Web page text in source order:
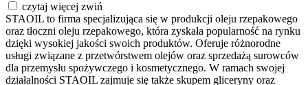
czytaj więcej zwiń
STAOIL to firma specjalizująca się w produkcji oleju rzepakowego
oraz tłoczni oleju rzepakowego, która zyskała popularność na rynku
dzięki wysokiej jakości swoich produktów. Oferuje różnorodne
usługi związane z przetwórstwem olejów oraz sprzedażą surowców
dla przemysłu spożywczego i kosmetycznego. W ramach swojej
działalności STAOIL zajmuje się także skupem gliceryny oraz